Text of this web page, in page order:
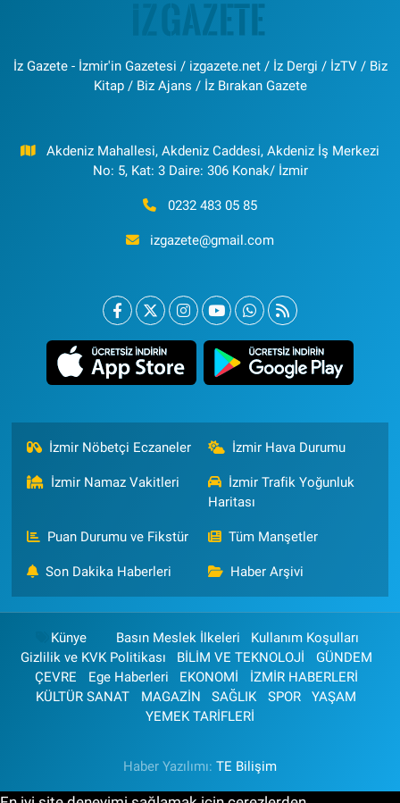
İz Gazete - İzmir'in Gazetesi / izgazete.net / İz Dergi / İzTV / Biz
Kitap / Biz Ajans / İz Bırakan Gazete
Akdeniz Mahallesi, Akdeniz Caddesi, Akdeniz İş Merkezi
No: 5, Kat: 3 Daire: 306 Konak/ İzmir
0232 483 05 85
izgazete@gmail.com
İzmir Nöbetçi Eczaneler İzmir Hava Durumu
İzmir Namaz Vakitleri
İzmir Trafik Yoğunluk
Haritası
Puan Durumu ve Fikstür Tüm Manşetler
Son Dakika Haberleri Haber Arşivi
Künye Basın Meslek İlkeleri
Kullanım Koşulları
Gizlilik ve KVK Politikası
BİLİM VE TEKNOLOJİ
GÜNDEM
ÇEVRE
Ege Haberleri EKONOMİ
İZMİR HABERLERİ
KÜLTÜR SANAT
MAGAZİN SAĞLIK SPOR
YAŞAM
YEMEK TARİFLERİ
Haber Yazılımı: TE Bilişim